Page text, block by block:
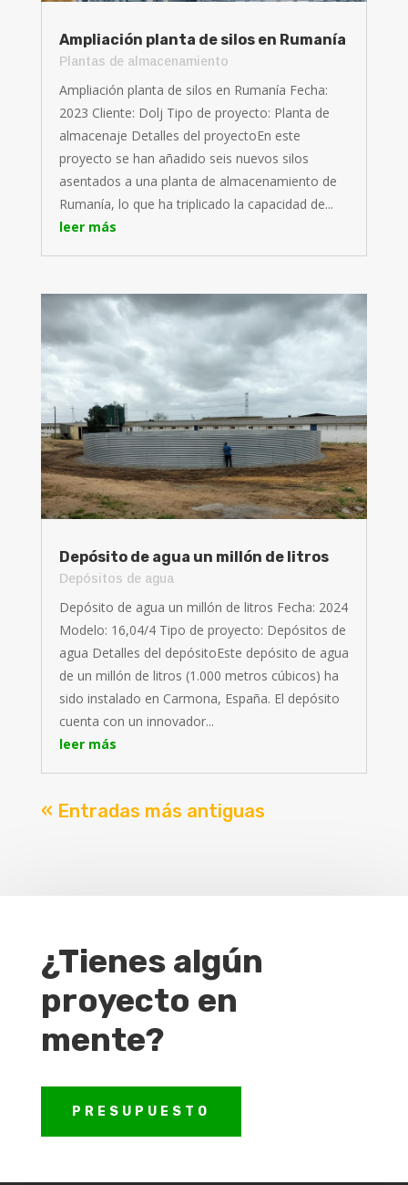
Ampliación planta de silos en Rumanía
Plantas de almacenamiento
Ampliación planta de silos en Rumanía Fecha:
2023 Cliente: Dolj Tipo de proyecto: Planta de
almacenaje Detalles del proyectoEn este
proyecto se han añadido seis nuevos silos
asentados a una planta de almacenamiento de
Rumanía, lo que ha triplicado la capacidad de...
leer más
Depósito de agua un millón de litros
Depósitos de agua
Depósito de agua un millón de litros Fecha: 2024
Modelo: 16,04/4 Tipo de proyecto: Depósitos de
agua Detalles del depósitoEste depósito de agua
de un millón de litros (1.000 metros cúbicos) ha
sido instalado en Carmona, España. El depósito
cuenta con un innovador...
leer más
« Entradas más antiguas
¿Tienes algún
proyecto en
mente?
PRESUPUESTO